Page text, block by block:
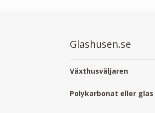
Glashusen.se
Växthusväljaren
Polykarbonat eller glas